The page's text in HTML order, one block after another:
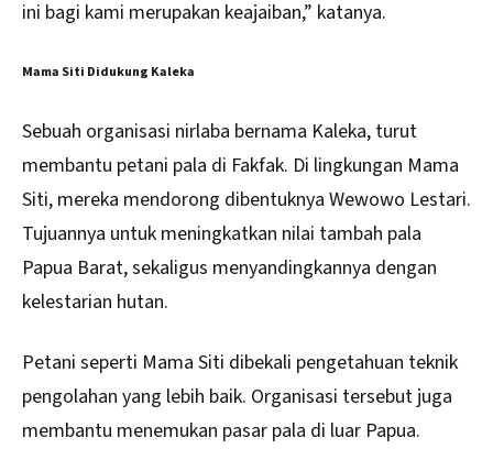
ini bagi kami merupakan keajaiban,” katanya.
Mama Siti Didukung Kaleka
Sebuah organisasi nirlaba bernama Kaleka, turut
membantu petani pala di Fakfak. Di lingkungan Mama
Siti, mereka mendorong dibentuknya Wewowo Lestari.
Tujuannya untuk meningkatkan nilai tambah pala
Papua Barat, sekaligus menyandingkannya dengan
kelestarian hutan.
Petani seperti Mama Siti dibekali pengetahuan teknik
pengolahan yang lebih baik. Organisasi tersebut juga
membantu menemukan pasar pala di luar Papua.